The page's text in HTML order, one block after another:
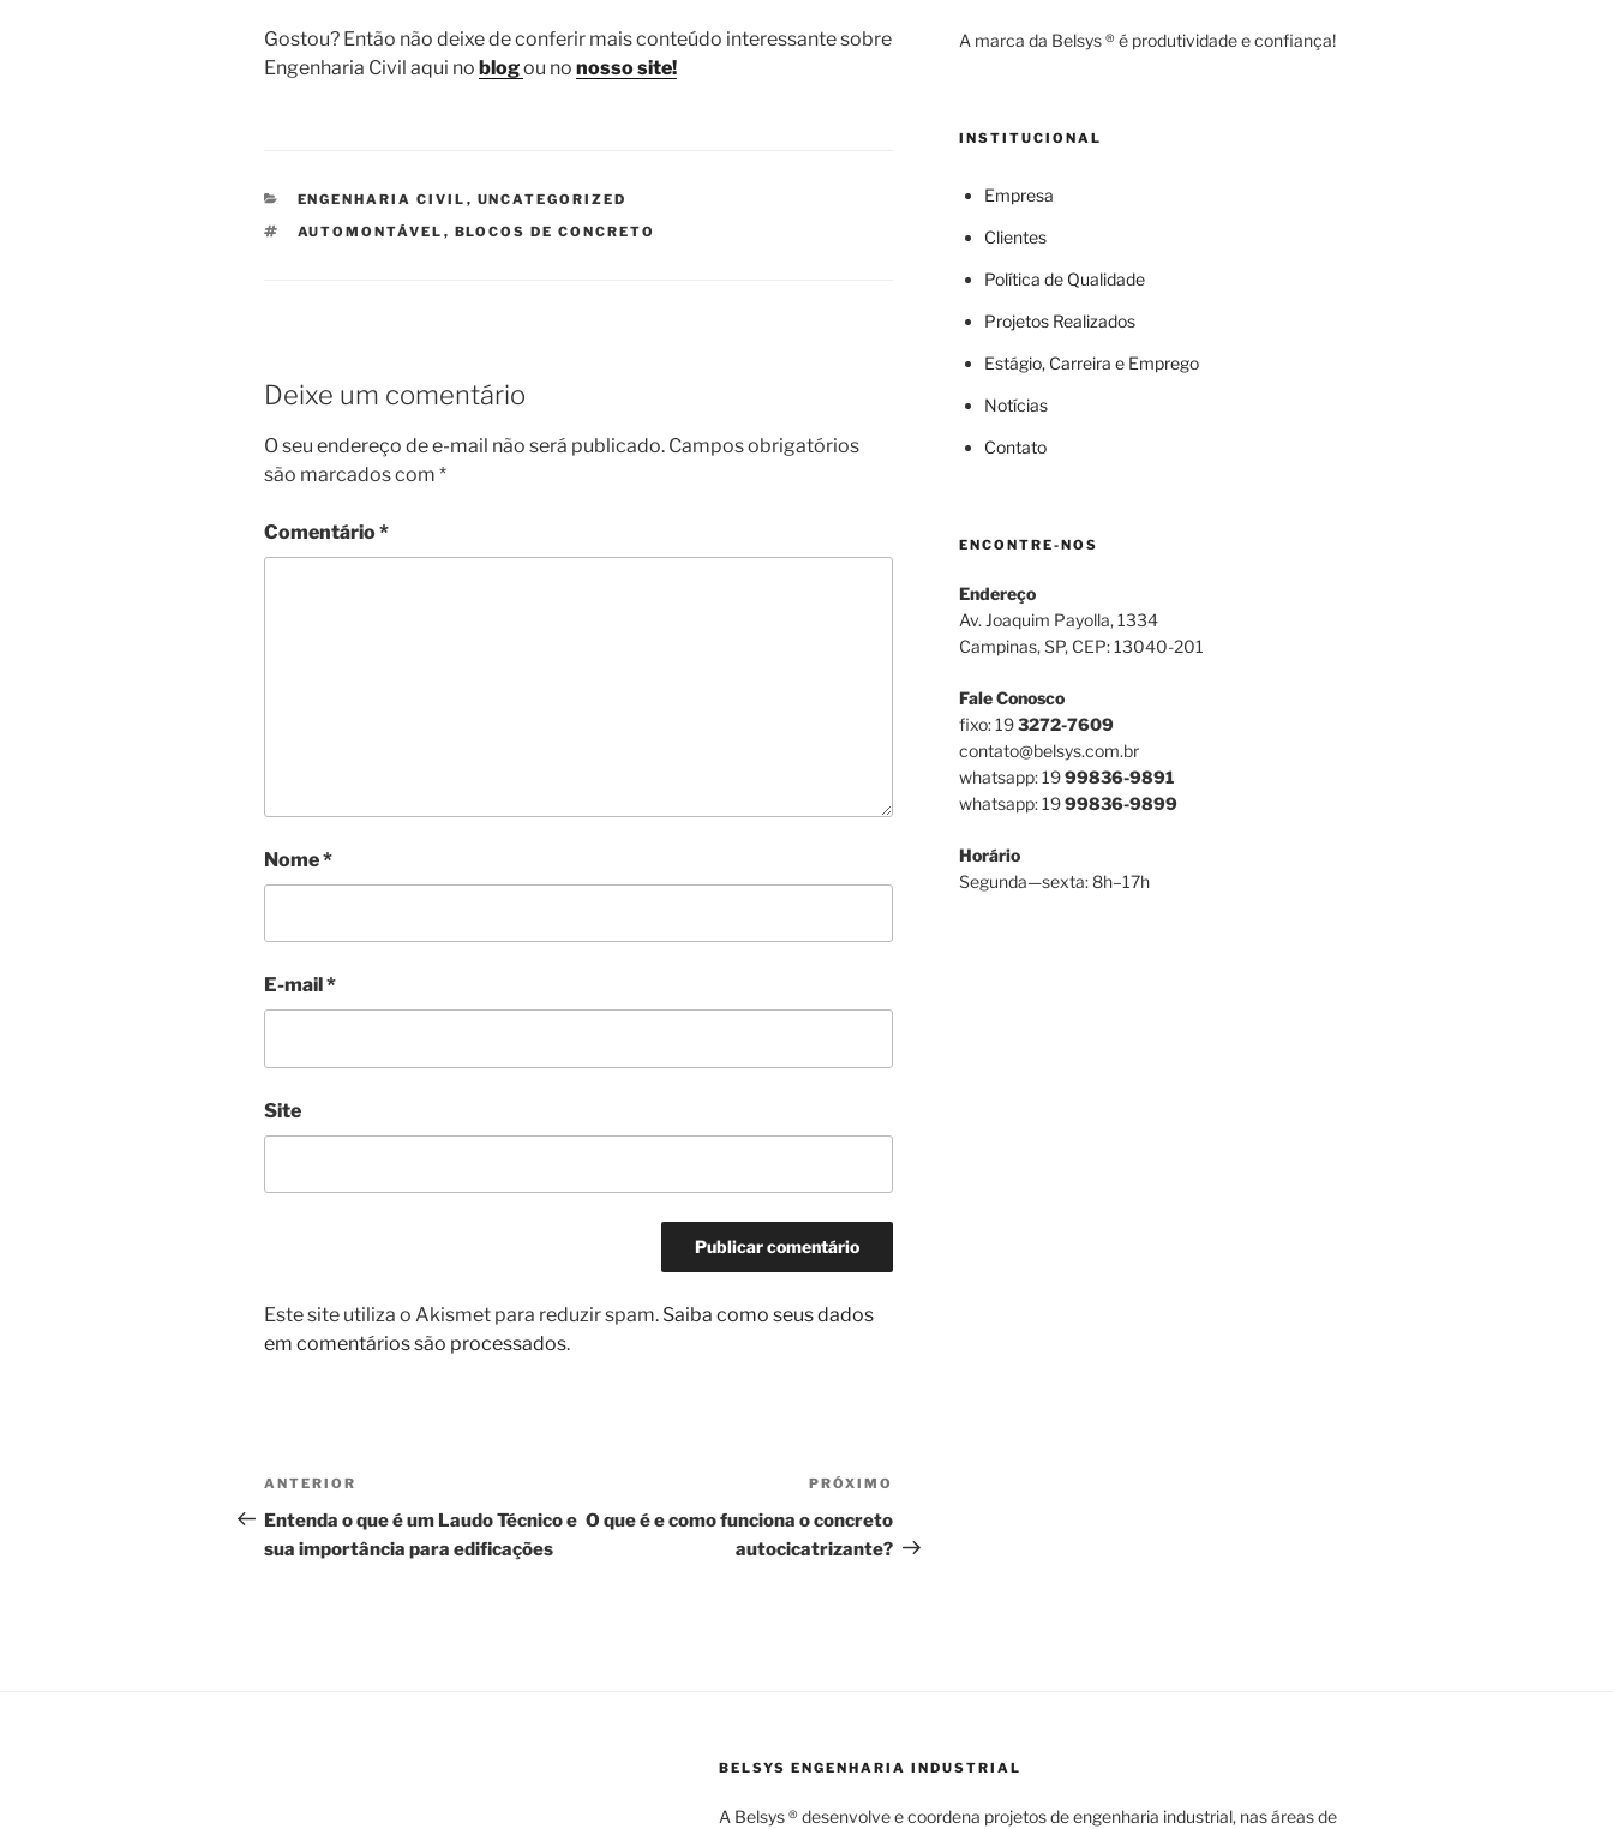
Gostou? Então não deixe de conferir mais conteúdo interessante sobre
Engenharia Civil aqui no blogou no nosso site!
CATEGORIAS
ENGENHARIA CIVIL , UNCATEGORIZED
TAGS
AUTOMONTÁVEL , BLOCOS DE CONCRETO
Deixe um comentário
O seu endereço de e-mail não será publicado. Campos obrigatórios
são marcados com *
Comentário*
Nome*
E-mail*
Site
Este site utiliza o Akismet para reduzir spam. Saiba como seus dados
em comentários são processados.
Navegação
de
Post
Post
anterior
ANTERIOR
Entenda o que é um Laudo Técnico e
sua importância para edificações
post
PRÓXIMO
O que é e como funciona o concreto
autocicatrizante?
A marca da Belsys ® é produtividade e confiança!
INSTITUCIONAL
Empresa
Clientes
Política de Qualidade
Projetos Realizados
Estágio, Carreira e Emprego
Notícias
Contato
ENCONTRE-NOS
Endereço
Av. Joaquim Payolla, 1334
Campinas, SP, CEP: 13040-201
Fale Conosco
fixo: 193272-7609
contato@belsys.com.br
whatsapp: 1999836-9891
whatsapp: 1999836-9899
Horário
Segunda—sexta: 8h–17h
BELSYS ENGENHARIA INDUSTRIAL
A Belsys ® desenvolve e coordena projetos de engenharia industrial, nas áreas de